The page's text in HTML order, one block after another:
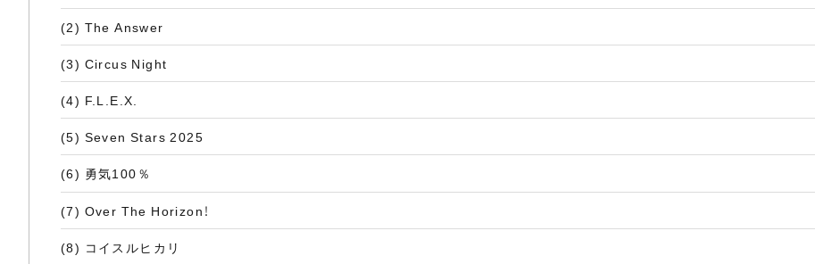
(2) The Answer
(3) Circus Night
(4) F.L.E.X.
(5) Seven Stars 2025
(6) 勇気100％
(7) Over The Horizon！
(8) コイスルヒカリ